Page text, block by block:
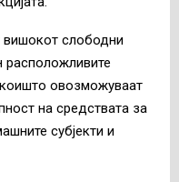
вишокот слободни
расположливите
овозможуваат
на средствата за
субјекти и